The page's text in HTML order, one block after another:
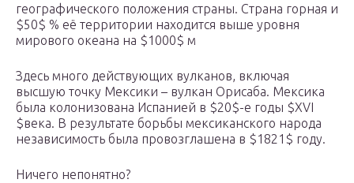
географического положения страны. Страна горная и
$50$ % её территории находится выше уровня
мирового океана на $1000$ м
Здесь много действующих вулканов, включая
высшую точку Мексики – вулкан Орисаба. Мексика
была колонизована Испанией в $20$-е годы $XVI
$века. В результате борьбы мексиканского народа
независимость была провозглашена в $1821$ году.
Ничего непонятно?